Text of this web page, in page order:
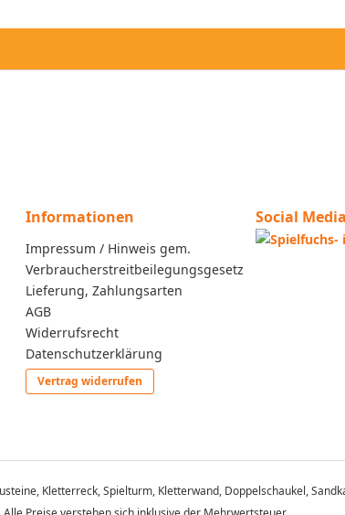
Informationen
Impressum / Hinweis gem.
Verbraucherstreitbeilegungsgesetz
Lieferung, Zahlungsarten
AGB
Widerrufsrecht
Datenschutzerklärung
Vertrag widerrufen
Social Media
Kletterreck, Spielturm, Kletterwand, Doppelschaukel,